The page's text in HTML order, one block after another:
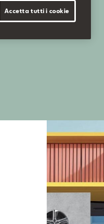
Accetta tutti i cookie